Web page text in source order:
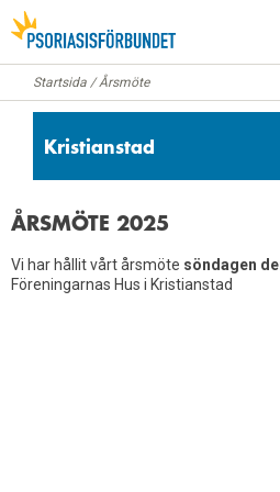
Startsida /Årsmöte
Kristianstad
Styrelse
Aktiviteter
ÅRSMÖTE 2025
Vi har hållit vårt årsmöte söndagen
Föreningarnas Hus i Kristianstad